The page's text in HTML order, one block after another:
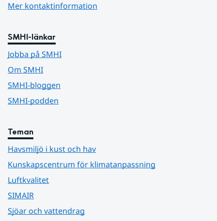
Mer kontaktinformation
SMHI-länkar
Jobba på SMHI
Om SMHI
SMHI-bloggen
SMHI-podden
Teman
Havsmiljö i kust och hav
Kunskapscentrum för klimatanpassning
Luftkvalitet
SIMAIR
Sjöar och vattendrag